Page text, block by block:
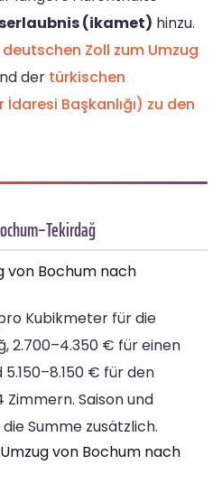
(ikamet) hinzu.
deutschen Zoll zum Umzug
der türkischen
Başkanlığı) zu den
von Bochum nach
Kubikmeter für die
2.700–4.350 € für einen
€ für den
Saison und
Summe zusätzlich.
von Bochum nach